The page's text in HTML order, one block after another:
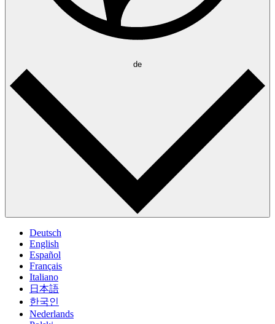
de
Deutsch
English
Español
Français
Italiano
日本語
한국인
Nederlands